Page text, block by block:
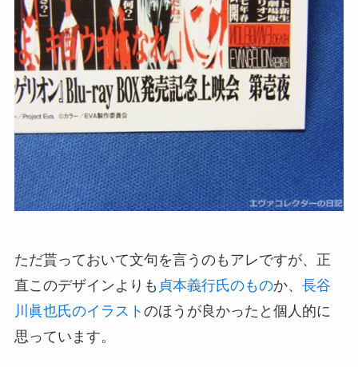
ただ貰っておいて文句を言うのもアレですが、正
直このデザインよりも 貞本義行氏のものか、 長谷
川眞也氏のイラスト のほうが良かったと個人的に
思っています。